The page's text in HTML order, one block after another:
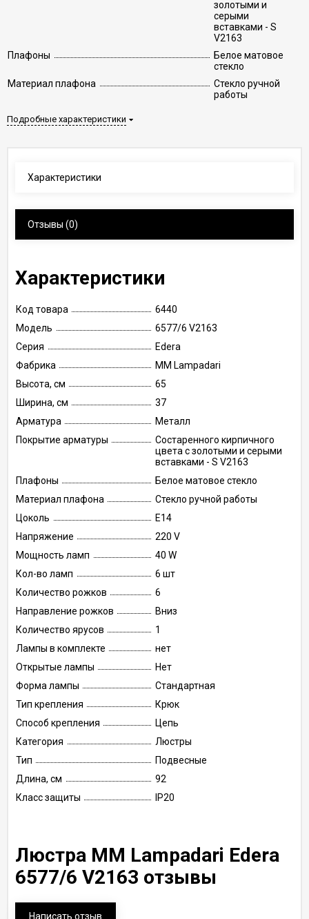
золотыми и
серыми
вставками - S
V2163
Плафоны
Белое матовое
стекло
Материал плафона
Стекло ручной
работы
Подробные характеристики
Характеристики
Отзывы (0)
Характеристики
Код товара
6440
Модель
6577/6 V2163
Серия
Edera
Фабрика
MM Lampadari
Высота, см
65
Ширина, см
37
Арматура
Металл
Покрытие арматуры
Состаренного кирпичного
цвета с золотыми и серыми
вставками - S V2163
Плафоны
Белое матовое стекло
Материал плафона
Стекло ручной работы
Цоколь
E14
Напряжение
220 V
Мощность ламп
40 W
Кол-во ламп
6 шт
Количество рожков
6
Направление рожков
Вниз
Количество ярусов
1
Лампы в комплекте
нет
Открытые лампы
Нет
Форма лампы
Стандартная
Тип крепления
Крюк
Способ крепления
Цепь
Категория
Люстры
Тип
Подвесные
Длина, см
92
Класс защиты
IP20
Люстра MM Lampadari Edera
6577/6 V2163 отзывы
Написать отзыв